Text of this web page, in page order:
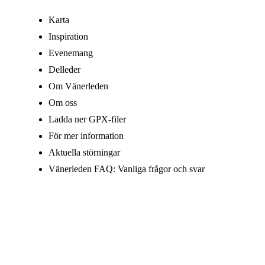
Karta
Inspiration
Evenemang
Delleder
Om Vänerleden
Om oss
Ladda ner GPX-filer
För mer information
Aktuella störningar
Vänerleden FAQ: Vanliga frågor och svar